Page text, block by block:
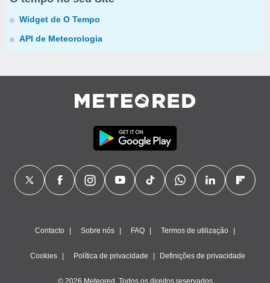
Widget de O Tempo
API de Meteorologia
Contacto Sobre nós FAQ Termos de utilização
Cookies Política de privacidade Definições de privacidade
© 2026 Meteored. Todos os direitos reservados